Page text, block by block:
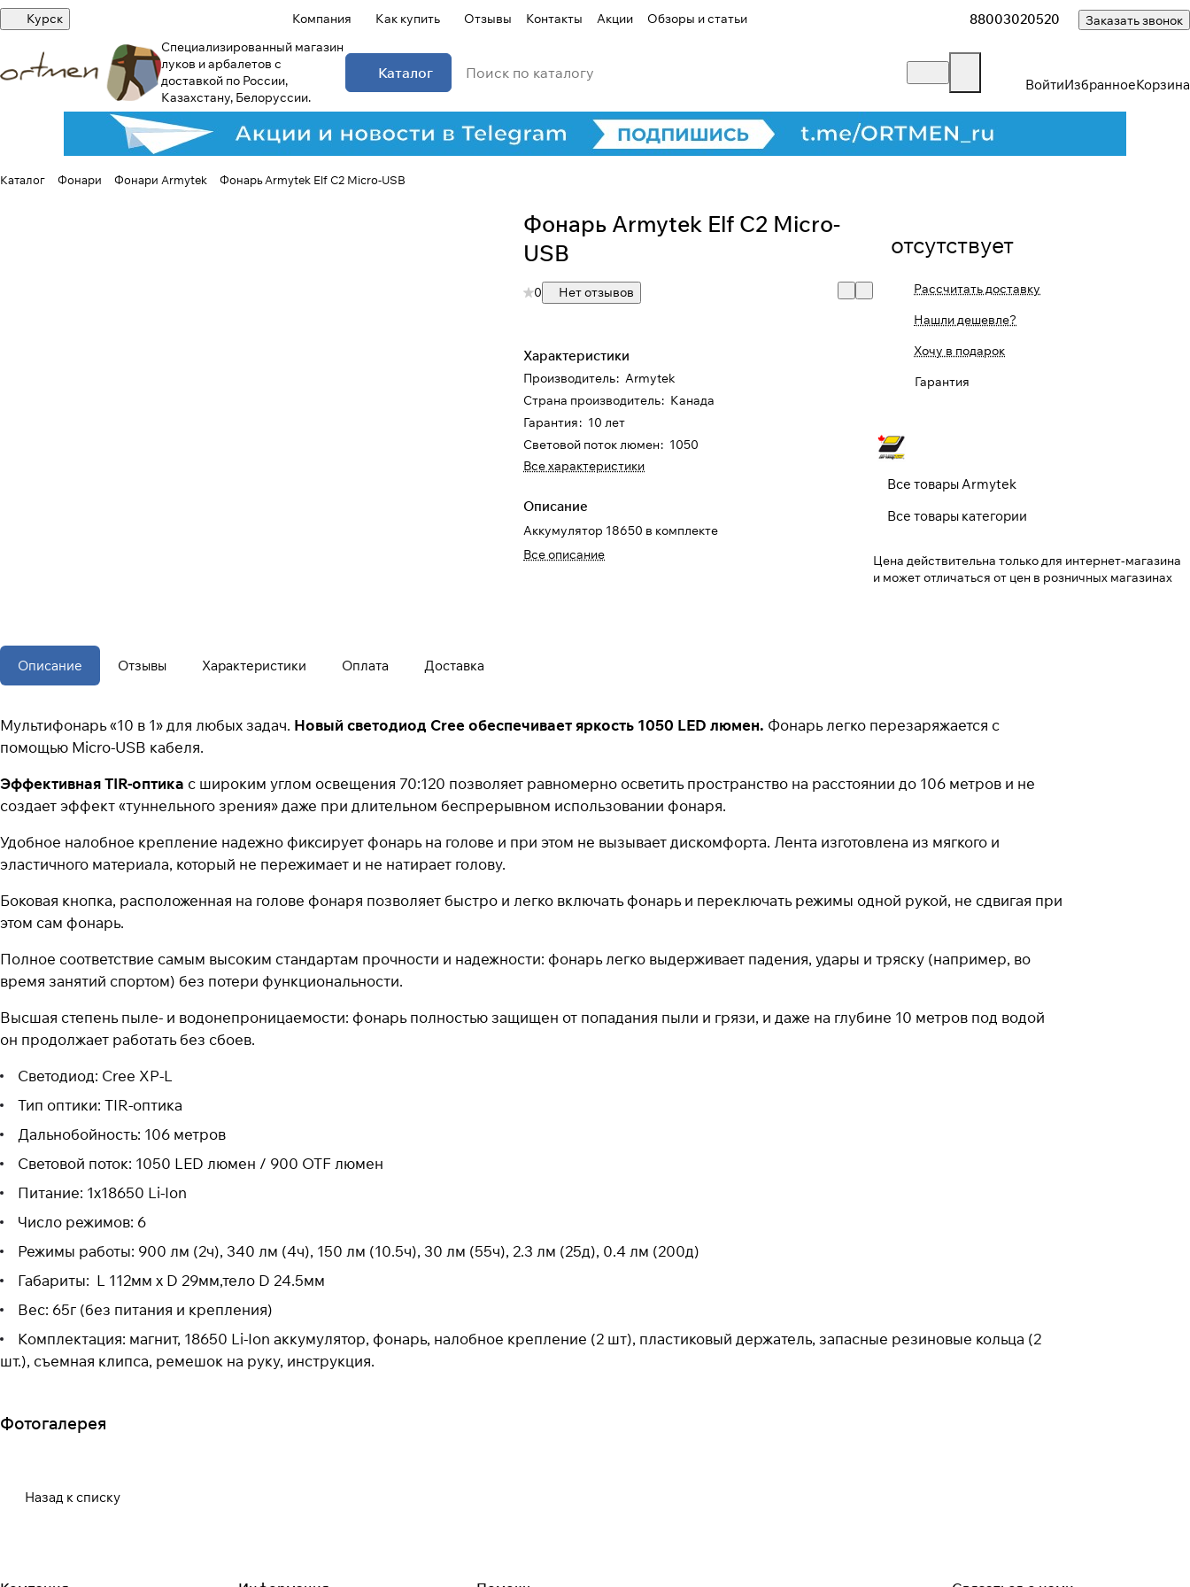
Курск Компания Как купить Отзывы Контакты Акции Обзоры и статьи 88003020520 Заказать звонок
Специализированный магазин
луков и арбалетов с
доставкой по России,
Казахстану, Белоруссии.
Каталог
ВойтиИзбранноеКорзина
Каталог Фонари Фонари Armytek Фонарь Armytek Elf C2 Micro-USB
Фонарь Armytek Elf C2 Micro-
USB
0 Нет отзывов
Характеристики
Производитель: Armytek
Страна производитель: Канада
Гарантия: 10 лет
Световой поток люмен: 1050
Все характеристики
Описание
Аккумулятор 18650 в комплекте
Все описание
отсутствует
Рассчитать доставку
Нашли дешевле?
Хочу в подарок
Гарантия
Все товары Armytek
Все товары категории
Цена действительна только для интернет-магазина
и может отличаться от цен в розничных магазинах
Описание Отзывы Характеристики Оплата Доставка
Мультифонарь «10 в 1» для любых задач. Новый светодиод Cree обеспечивает яркость 1050 LED люмен. Фонарь легко перезаряжается с
помощью Micro-USB кабеля.
Эффективная TIR-оптика с широким углом освещения 70:120 позволяет равномерно осветить пространство на расстоянии до 106 метров и не
создает эффект «туннельного зрения» даже при длительном беспрерывном использовании фонаря.
Удобное налобное крепление надежно фиксирует фонарь на голове и при этом не вызывает дискомфорта. Лента изготовлена из мягкого и
эластичного материала, который не пережимает и не натирает голову.
Боковая кнопка, расположенная на голове фонаря позволяет быстро и легко включать фонарь и переключать режимы одной рукой, не сдвигая при
этом сам фонарь.
Полное соответствие самым высоким стандартам прочности и надежности: фонарь легко выдерживает падения, удары и тряску (например, во
время занятий спортом) без потери функциональности.
Высшая степень пыле- и водонепроницаемости: фонарь полностью защищен от попадания пыли и грязи, и даже на глубине 10 метров под водой
он продолжает работать без сбоев.
Светодиод: Cree XP-L
Тип оптики: TIR-оптика
Дальнобойность: 106 метров
Световой поток: 1050 LED люмен / 900 OTF люмен
Питание: 1x18650 Li-Ion
Число режимов: 6
Режимы работы: 900 лм (2ч), 340 лм (4ч), 150 лм (10.5ч), 30 лм (55ч), 2.3 лм (25д), 0.4 лм (200д)
Габариты: L 112мм x D 29мм,тело D 24.5мм
Вес: 65г (без питания и крепления)
Комплектация: магнит, 18650 Li-Ion аккумулятор, фонарь, налобное крепление (2 шт), пластиковый держатель, запасные резиновые кольца (2
шт.), съемная клипса, ремешок на руку, инструкция.
Фотогалерея
Назад к списку
Для клиентов всех банков
оплату на части
Добавляйте товарыв корзину
При оформлении заказа выберите метод оплаты
ПЛАЙТ
Оплачивайте сегодня только
банка
Получайте товарвыбранный способом
недели